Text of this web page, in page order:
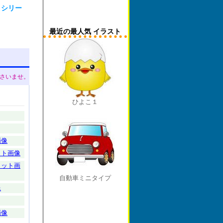
最近の最人気 イラスト
ひよこ１
自動車ミニタイプ
リー
いませ。
画像
ト画